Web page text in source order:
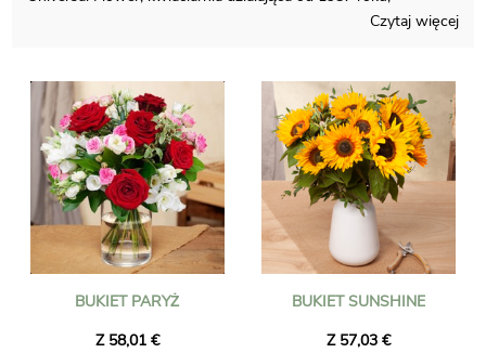
specjalizuje się w dostawie bukietów kwiatowych do domu
naszych lokalnych florystów-rzemieślników, a następnie
dostarczane w dowolne miejsce w Rumunii pod wskazany
adres przez kwiaciarnię w pobliżu odbiorcy. Złóż zamówienie
przed godziną 16:00, a bukiet zostanie dostarczony
następnego dnia, wliczając święta. Niezależnie od tego, jaką
okazję świętujesz (urodziny, ślub, podziękowania itp.), zaufaj
Universal Flower i zapewnij sobie sprawną dostawę kwiatów!
Czytaj więcej
BUKIET PARYŻ
Z 58,01 €
BUKIET SUNSHINE
Z 57,03 €